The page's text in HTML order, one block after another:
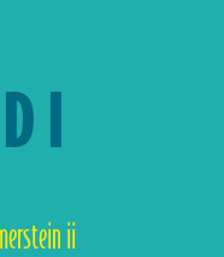
I
ii